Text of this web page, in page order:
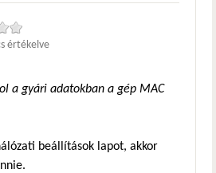
értékelve
a gyári adatokban a gép MAC
beállítások lapot, akkor